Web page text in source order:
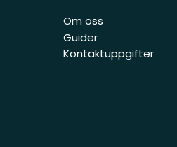
Om oss
Guider
Kontaktuppgifter